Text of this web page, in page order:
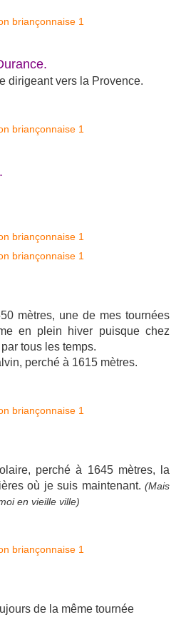
dirigeant vers la Provence.
mètres, une de mes tournées
en plein hiver puisque chez
tous les temps.
perché à 1615 mètres.
perché à 1645 mètres, la
où je suis maintenant. (Mais
en vieille ville)
de la même tournée